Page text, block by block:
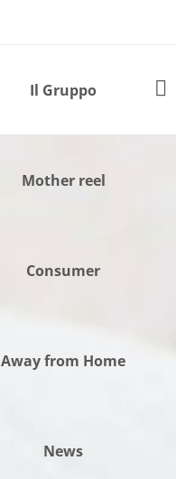
Il Gruppo
Mother reel
Consumer
Away from Home
News